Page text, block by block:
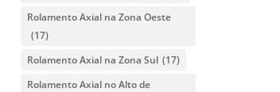
Rolamento Axial na Zona Oeste
(17)
Rolamento Axial na Zona Sul (17)
Rolamento Axial no Alto de